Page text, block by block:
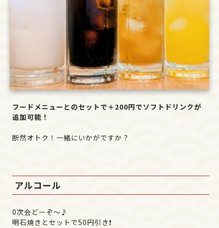
フードメニューとのセットで＋200円でソフトドリンクが
追加可能！
断然オトク！一緒にいかがですか？
アルコール
0次会どーぞ～♪
明石焼きとセットで50円引き❗